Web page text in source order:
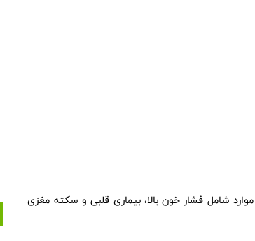
شامل فشار خون بالا، بیماری قلبی و سکته مغزی